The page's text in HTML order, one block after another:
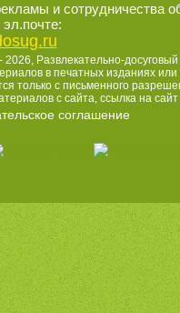
и сотрудничества
2026, Развлекательно-
в печатных изданиях
только с письменного
с сайта, ссылка на
соглашение